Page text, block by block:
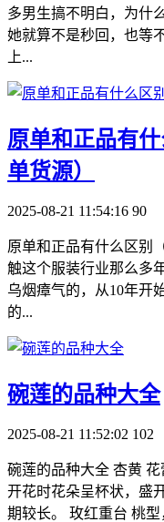
多男生搞不明白，为什
她就算不是秒回，也等
上...
原单和正品有
单货源）
2025-08-21 11:54:16 90
原单和正品有什么区别
触这个服装行业那么多
乌烟瘴气的，从10年开
的...
​碗莲的品种大全
2025-08-21 11:52:02 102
碗莲的品种大全 杏黄 花
开花时花朵呈杯状，盛
期较长。 玫红重台 桃